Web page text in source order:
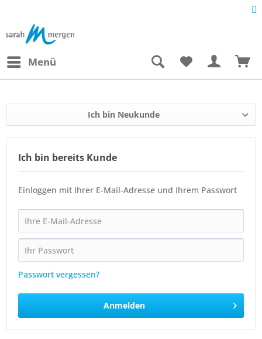
Menü
Ich bin Neukunde
Ich bin bereits Kunde
Einloggen mit Ihrer E-Mail-Adresse und Ihrem Passwort
Passwort vergessen?
Anmelden